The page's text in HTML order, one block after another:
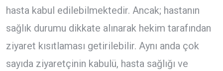
hasta kabul edilebilmektedir. Ancak; hastanın
sağlık durumu dikkate alınarak hekim tarafından
ziyaret kısıtlaması getirilebilir. Aynı anda çok
sayıda ziyaretçinin kabulü, hasta sağlığı ve